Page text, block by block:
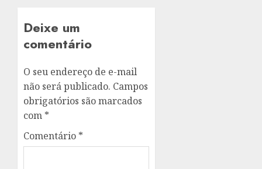
Deixe um
comentário
O seu endereço de e-mail
não será publicado. Campos
obrigatórios são marcados
com *
Comentário *